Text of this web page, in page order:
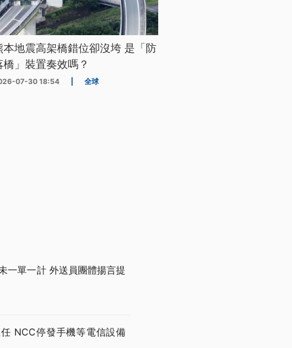
本地震高架橋錯位卻沒垮 是「防
橋」裝置奏效嗎？
07-30 18:54 全球
一單一計 外送員團體揚言提
NCC停發手機等電信設備